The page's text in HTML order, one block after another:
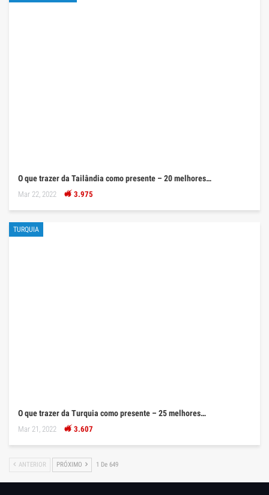
O que trazer da Tailândia como presente – 20 melhores…
Mar 22, 2022 3.975
TURQUIA
O que trazer da Turquia como presente – 25 melhores…
Mar 21, 2022 3.607
ANTERIOR PRÓXIMO 1 De 649